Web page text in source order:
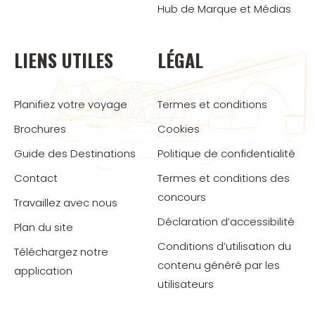
Hub de Marque et Médias
LIENS UTILES
Planifiez votre voyage
Brochures
Guide des Destinations
Contact
Travaillez avec nous
Plan du site
Téléchargez notre
application
LÉGAL
Termes et conditions
Cookies
Politique de confidentialité
Termes et conditions des
concours
Déclaration d’accessibilité
Conditions d’utilisation du
contenu généré par les
utilisateurs